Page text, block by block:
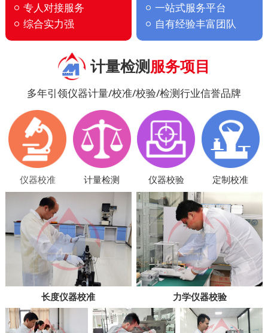
专人对接服务
综合实力强
一站式服务平台
自有经验丰富团队
计量检测服务项目
多年引领仪器计量/校准/校验/检测行业信誉品牌
仪器校准 计量检测 仪器校验 定制校准
长度仪器校准 力学仪器校验